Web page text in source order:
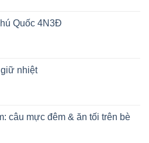
Quốc 4N3Đ
nhiệt
câu mực đêm & ăn tối trên bè